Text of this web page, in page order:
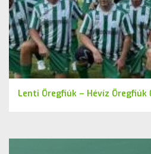
Lenti Öregfiúk – Hévíz Öregfiúk